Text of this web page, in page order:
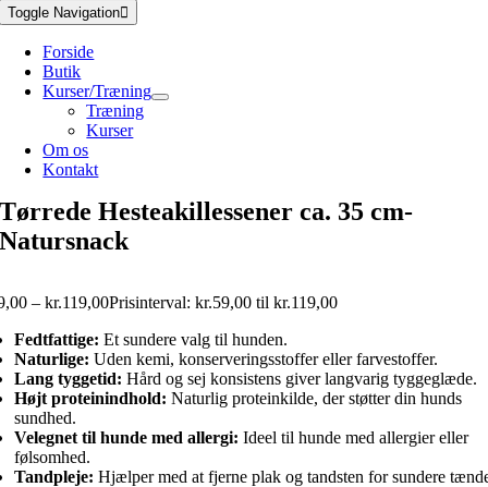
Toggle Navigation
Forside
Butik
Kurser/Træning
Træning
Kurser
Om os
Kontakt
Tørrede Hesteakillessener ca. 35 cm-
Natursnack
– kr.119,00Prisinterval: kr.59,00 til kr.119,00
Fedtfattige: Et sundere valg til hunden.
Naturlige: Uden kemi, konserveringsstoffer eller farvestoffer.
Lang tyggetid: Hård og sej konsistens giver langvarig tyggeglæde.
Højt proteinindhold: Naturlig proteinkilde, der støtter din hunds
sundhed.
Velegnet til hunde med allergi: Ideel til hunde med allergier eller
følsomhed.
Tandpleje: Hjælper med at fjerne plak og tandsten for sundere